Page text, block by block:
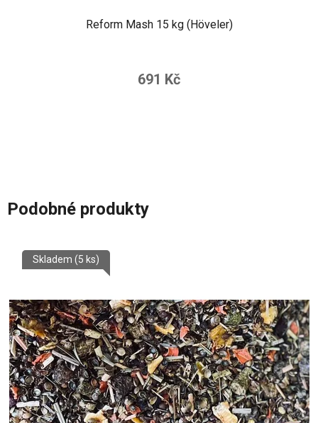
Reform Mash 15 kg (Höveler)
691 Kč
Podobné produkty
Skladem (5 ks)